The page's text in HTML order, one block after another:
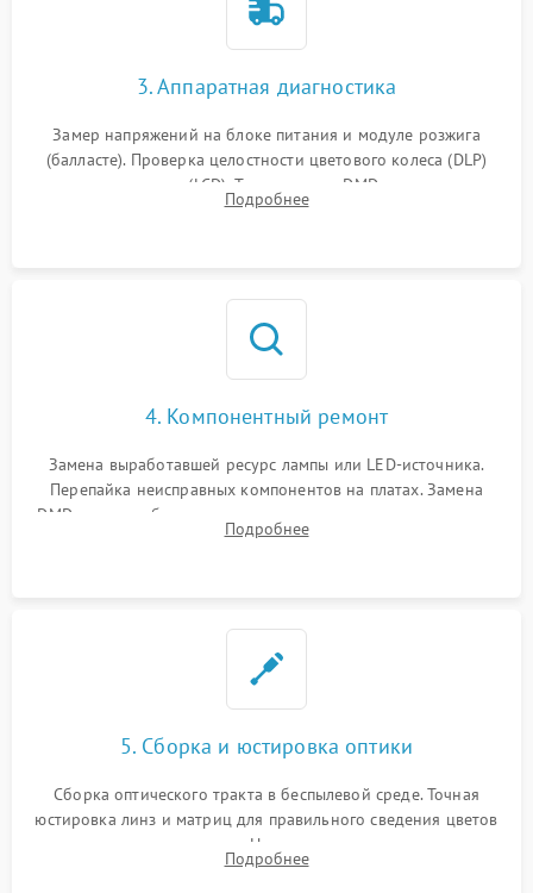
3. Аппаратная диагностика
Замер напряжений на блоке питания и модуле розжига
(балласте). Проверка целостности цветового колеса (DLP)
или поляризаторов (LCD). Тестирование DMD-чипа, датчиков
температуры и оптопар с помощью мультиметра и
Подробнее
4. Компонентный ремонт
Замена выработавшей ресурс лампы или LED-источника.
Перепайка неисправных компонентов на платах. Замена
DMD-чипа при битых пикселях, установка нового цветового
колеса или восстановление сгоревших поляризационных
Подробнее
5. Сборка и юстировка оптики
Сборка оптического тракта в беспылевой среде. Точная
юстировка линз и матриц для правильного сведения цветов
и устранения размытия. Надежное подключение всех
шлейфов, установка датчиков и закрытие корпуса
Подробнее